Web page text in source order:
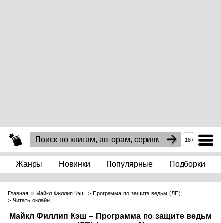
18+
Жанры Новинки Популярные Подборки
Главная Майкл Филлип Кэш
Программа по защите ведьм (ЛП)
Читать онлайн
Майкл Филлип Кэш – Программа по защите ведьм